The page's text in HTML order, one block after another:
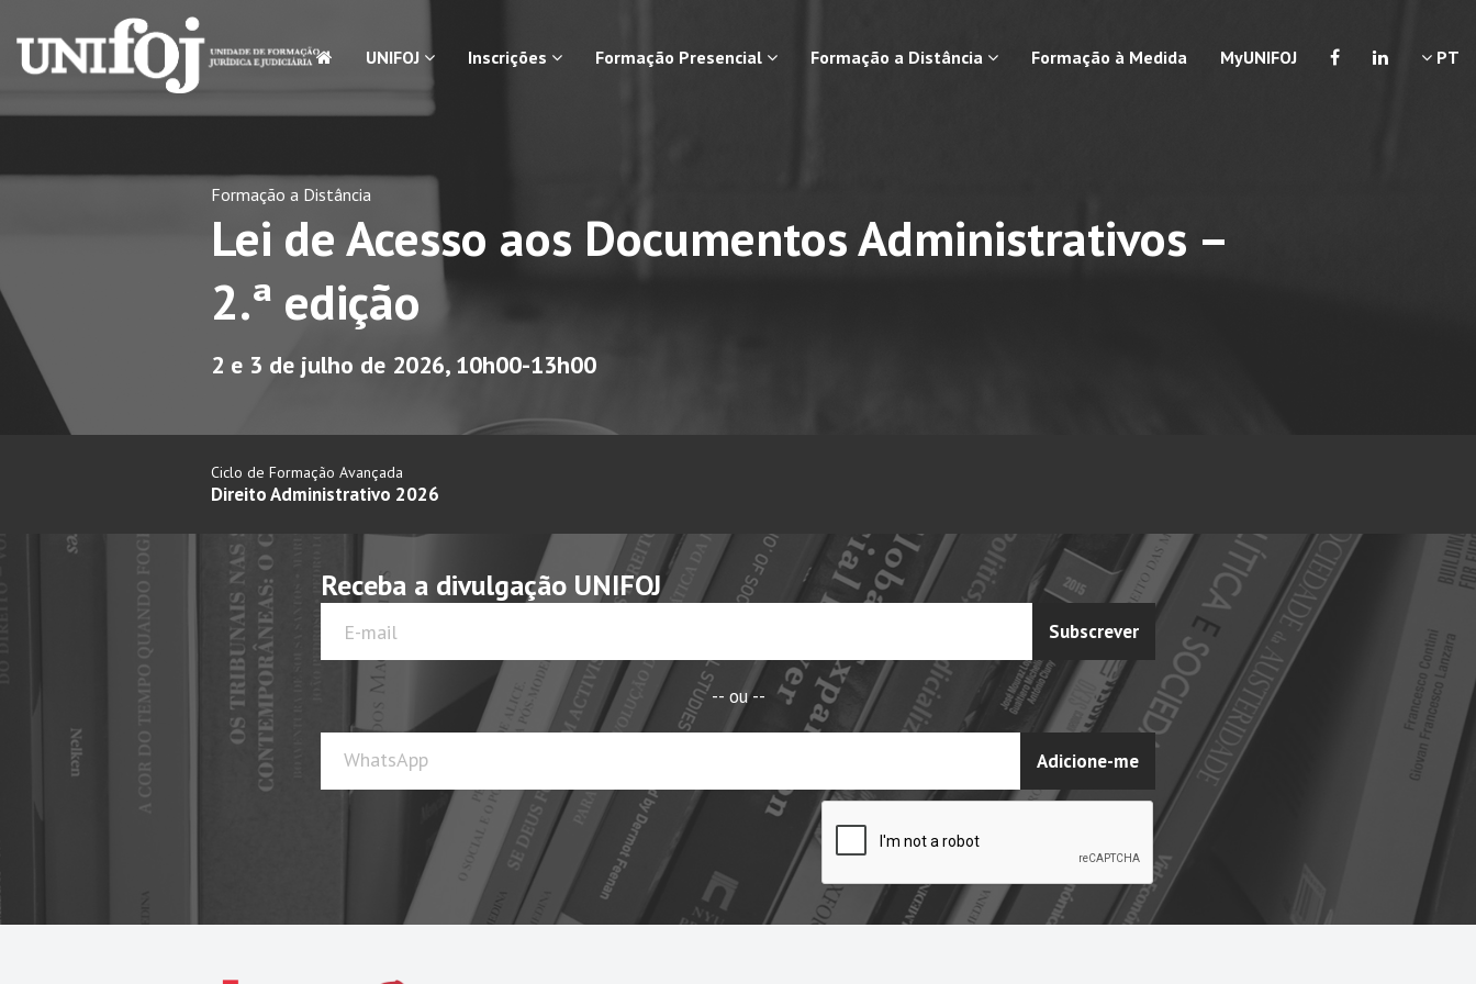
UNIFOJ Inscrições Formação Presencial Formação a Distância Formação à Medida MyUNIFOJ PT
Formação a Distância
Lei de Acesso aos Documentos Administrativos –
2.ª edição
2 e 3 de julho de 2026, 10h00-13h00
Ciclo de Formação Avançada
Direito Administrativo 2026
Receba a divulgação UNIFOJ
Subscrever
-- ou --
WhatsApp Adicione-me